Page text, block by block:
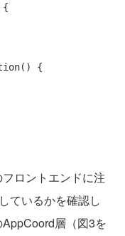
{
ロントエンドに注
ているかを確認し
層（図3を